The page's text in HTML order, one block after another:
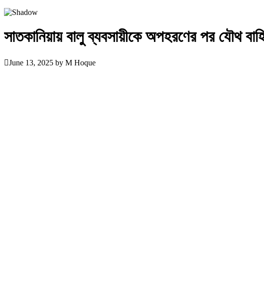
সাতকানিয়ায় বালু ব্যবসায়ীকে অপহরণের পর যৌথ
June 13, 2025 by M Hoque